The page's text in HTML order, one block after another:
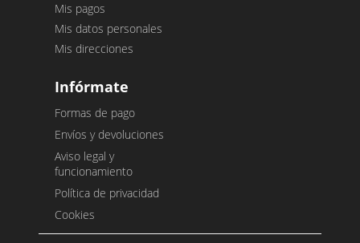
Mis pagos
Mis datos personales
Mis direcciones
Infórmate
Formas de pago
Envíos y devoluciones
Aviso legal y
funcionamiento
Política de privacidad
Cookies